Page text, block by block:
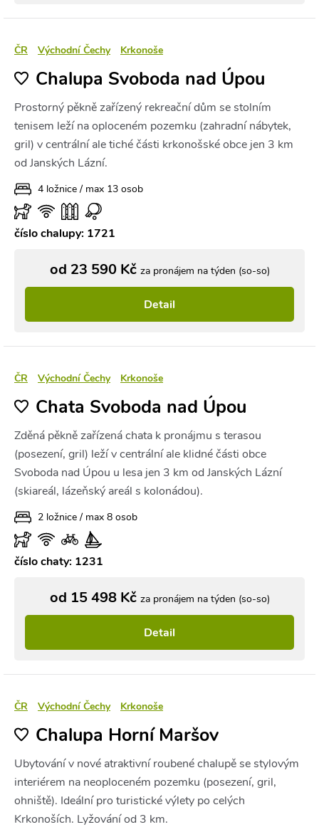
ČR Východní Čechy Krkonoše
Chalupa Svoboda nad Úpou
Prostorný pěkně zařízený rekreační dům se stolním
tenisem leží na oploceném pozemku (zahradní nábytek,
gril) v centrální ale tiché části krkonošské obce jen 3 km
od Janských Lázní.
4 ložnice / max 13 osob
číslo chalupy: 1721
od 23 590 Kč za pronájem na týden (so-so)
Detail
ČR Východní Čechy Krkonoše
Chata Svoboda nad Úpou
Zděná pěkně zařízená chata k pronájmu s terasou
(posezení, gril) leží v centrální ale klidné části obce
Svoboda nad Úpou u lesa jen 3 km od Janských Lázní
(skiareál, lázeňský areál s kolonádou).
2 ložnice / max 8 osob
číslo chaty: 1231
od 15 498 Kč za pronájem na týden (so-so)
Detail
ČR Východní Čechy Krkonoše
Chalupa Horní Maršov
Ubytování v nové atraktivní roubené chalupě se stylovým
interiérem na neoploceném pozemku (posezení, gril,
ohniště). Ideální pro turistické výlety po celých
Krkonoších. Lyžování od 3 km.